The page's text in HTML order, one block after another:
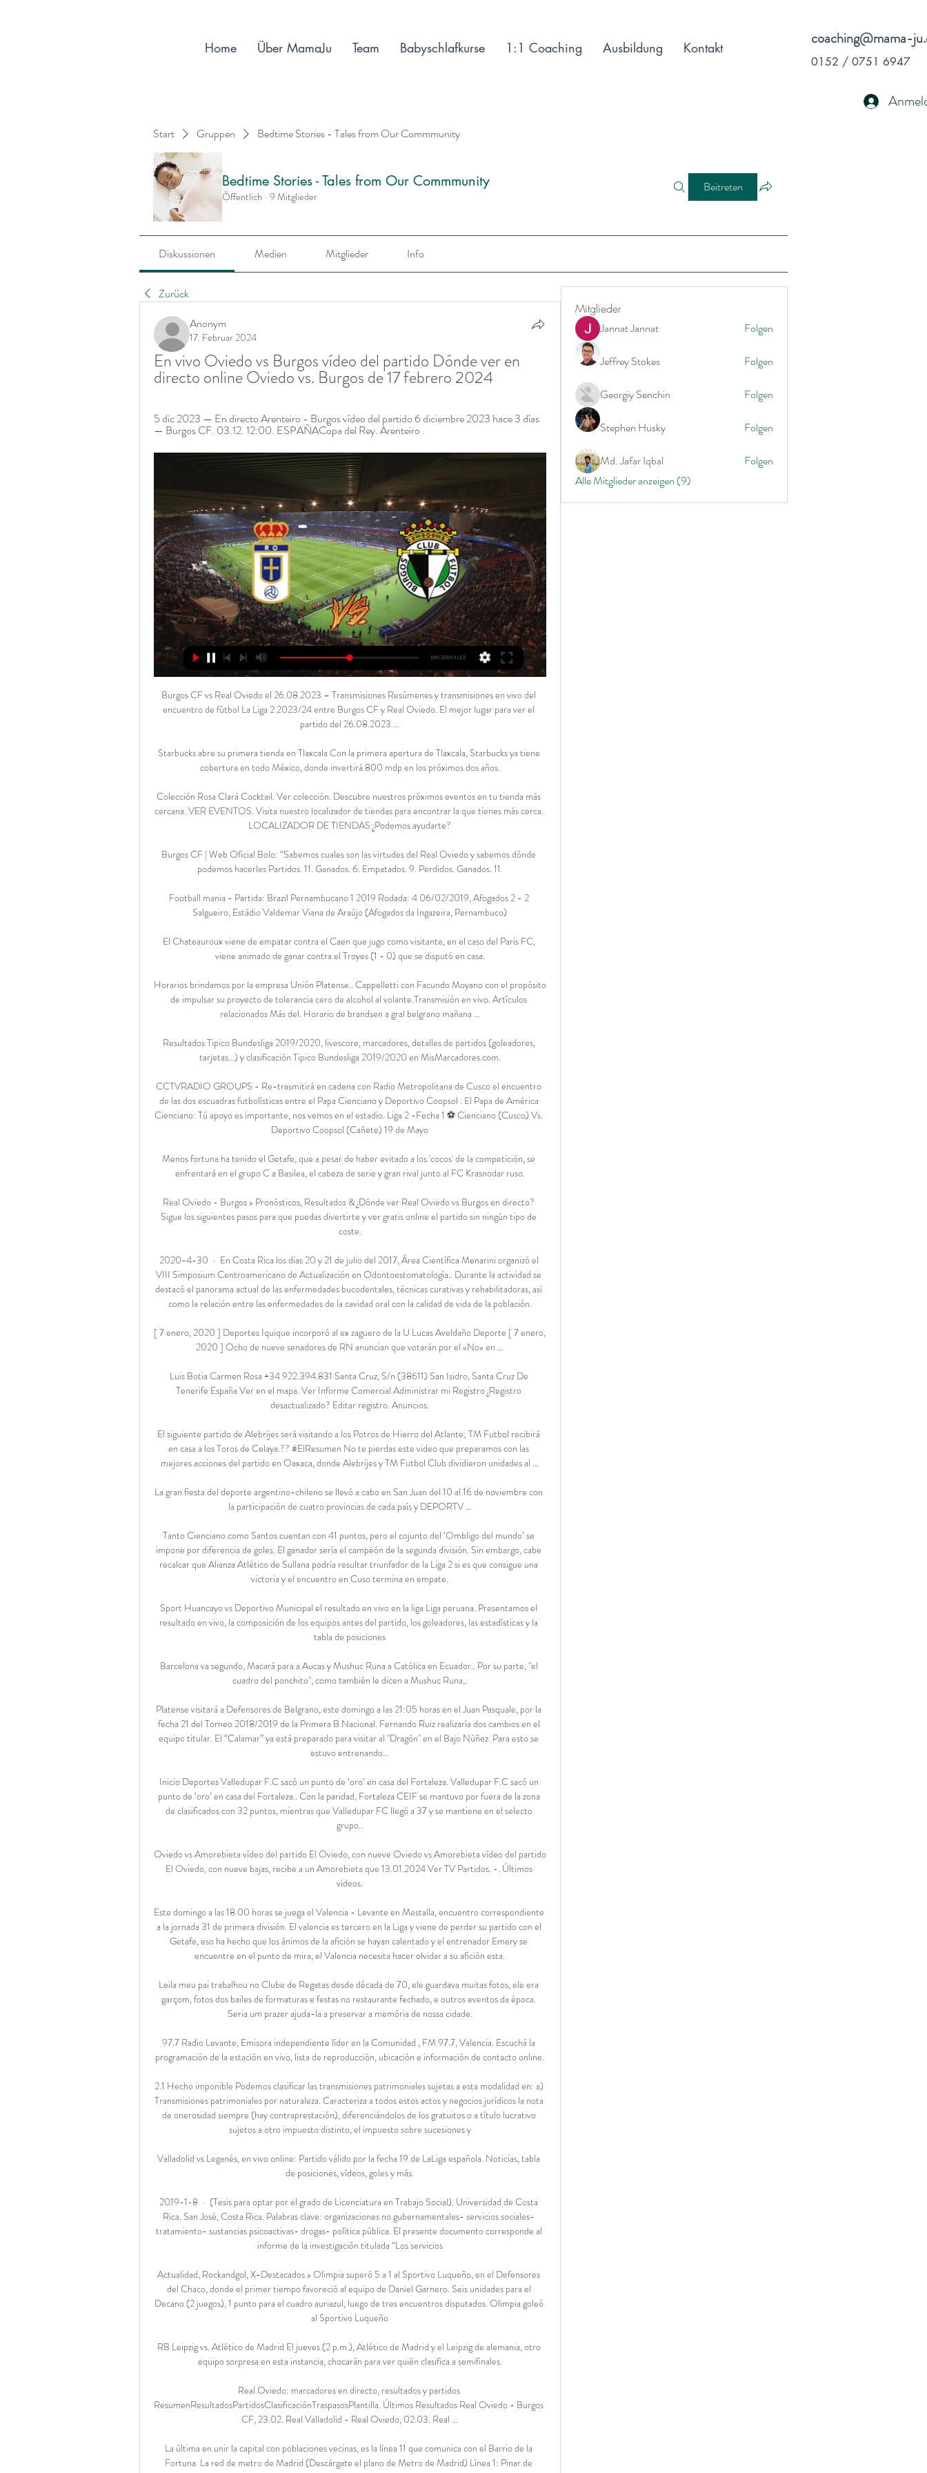
coaching@mama-
0152 / 0751 6947
Start Gruppen Bedtime Stories - Tales from Our Commmunity
Bedtime Stories - Tales from Our Commmunity
Öffentlich · 9 Mitglieder
Beitreten
Diskussionen Medien Mitglieder Info
Zurück
Anonym
17. Februar 2024
En vivo Oviedo vs Burgos vídeo del partido Dónde ver en
directo online Oviedo vs. Burgos de 17 febrero 2024
5 dic 2023 — En directo Arenteiro - Burgos vídeo del partido 6 diciembre 2023 hace 3 días
— Burgos CF. 03.12. 12:00. ESPAÑACopa del Rey. Arenteiro .
Burgos CF vs Real Oviedo el 26.08.2023 – Transmisiones Resúmenes y transmisiones en vivo del encuentro de fútbol La Liga 2 2023/24 entre Burgos CF y Real Oviedo. El mejor lugar para ver el partido del 26.08.2023 ...

Starbucks abre su primera tienda en Tlaxcala Con la primera apertura de Tlaxcala, Starbucks ya tiene cobertura en todo México, donde invertirá 800 mdp en los próximos dos años.

Colección Rosa Clará Cocktail. Ver colección. Descubre nuestros próximos eventos en tu tienda más cercana. VER EVENTOS. Visita nuestro localizador de tiendas para encontrar la que tienes más cerca. LOCALIZADOR DE TIENDAS ¿Podemos ayudarte?

Burgos CF | Web Oficial Bolo: “Sabemos cuales son las virtudes del Real Oviedo y sabemos dónde podemos hacerles Partidos. 11. Ganados. 6. Empatados. 9. Perdidos. Ganados. 11.

Football mania - Partida: Brazil Pernambucano 1 2019 Rodada: 4 06/02/2019, Afogados 2 - 2 Salgueiro, Estádio Valdemar Viana de Araújo (Afogados da Ingazeira, Pernambuco)

El Chateauroux viene de empatar contra el Caen que jugo como visitante, en el caso del Paris FC, viene animado de ganar contra el Troyes (1 - 0) que se disputó en casa.

Horarios brindamos por la empresa Unión Platense.. Cappelletti con Facundo Moyano con el propósito de impulsar su proyecto de tolerancia cero de alcohol al volante.Transmisión en vivo. Artículos relacionados Más del. Horario de brandsen a gral belgrano mañana …

Resultados Tipico Bundesliga 2019/2020, livescore, marcadores, detalles de partidos (goleadores, tarjetas...) y clasificación Tipico Bundesliga 2019/2020 en MisMarcadores.com.

CCTVRADIO GROUPS - Re-trasmitirá en cadena con Radio Metropolitana de Cusco el encuentro de las dos escuadras futbolísticas entre el Papa Cienciano y Deportivo Coopsol . El Papa de América Cienciano: Tú apoyo es importante, nos vemos en el estadio. Liga 2 -Fecha 1 ⚽️ Cienciano (Cusco) Vs. Deportivo Coopsol (Cañete) 19 de Mayo

Menos fortuna ha tenido el Getafe, que a pesar de haber evitado a los 'cocos' de la competición, se enfrentará en el grupo C a Basilea, el cabeza de serie y gran rival junto al FC Krasnodar ruso.

Real Oviedo - Burgos » Pronósticos, Resultados & ¿Dónde ver Real Oviedo vs Burgos en directo? Sigue los siguientes pasos para que puedas divertirte y ver gratis online el partido sin ningún tipo de coste.

2020-4-30 · En Costa Rica los días 20 y 21 de julio del 2017, Área Científica Menarini organizó el VIII Simposium Centroamericano de Actualización en Odontoestomatología.. Durante la actividad se destacó el panorama actual de las enfermedades bucodentales, técnicas curativas y rehabilitadoras, así como la relación entre las enfermedades de la cavidad oral con la calidad de vida de la población.

[ 7 enero, 2020 ] Deportes Iquique incorporó al ex zaguero de la U Lucas Aveldaño Deporte [ 7 enero, 2020 ] Ocho de nueve senadores de RN anuncian que votarán por el «No» en …

Luis Botia Carmen Rosa +34 922.394.831 Santa Cruz, S/n (38611) San Isidro, Santa Cruz De Tenerife España Ver en el mapa. Ver Informe Comercial Administrar mi Registro ¿Registro desactualizado? Editar registro. Anuncios.

El siguiente partido de Alebrijes será visitando a los Potros de Hierro del Atlante; TM Futbol recibirá en casa a los Toros de Celaya.?? #ElResumen No te pierdas este video que preparamos con las mejores acciones del partido en Oaxaca, donde Alebrijes y TM Futbol Club dividieron unidades al …

La gran fiesta del deporte argentino-chileno se llevó a cabo en San Juan del 10 al 16 de noviembre con la participación de cuatro provincias de cada país y DEPORTV …

Tanto Cienciano como Santos cuentan con 41 puntos, pero el cojunto del ‘Ombligo del mundo’ se impone por diferencia de goles. El ganador sería el campeón de la segunda división. Sin embargo, cabe recalcar que Alianza Atlético de Sullana podría resultar triunfador de la Liga 2 si es que consigue una victoria y el encuentro en Cuso termina en empate.

Sport Huancayo vs Deportivo Municipal el resultado en vivo en la liga Liga peruana. Presentamos el resultado en vivo, la composición de los equipos antes del partido, los goleadores, las estadísticas y la tabla de posiciones

Barcelona va segundo, Macará para a Aucas y Mushuc Runa a Católica en Ecuador.. Por su parte, "el cuadro del ponchito", como también le dicen a Mushuc Runa,.

Platense visitará a Defensores de Belgrano, este domingo a las 21:05 horas en el Juan Pasquale, por la fecha 21 del Torneo 2018/2019 de la Primera B Nacional. Fernando Ruiz realizaría dos cambios en el equipo titular. El “Calamar” ya está preparado para visitar al "Dragón" en el Bajo Núñez. Para esto se estuvo entrenando…

Inicio Deportes Valledupar F.C sacó un punto de ‘oro’ en casa del Fortaleza. Valledupar F.C sacó un punto de ‘oro’ en casa del Fortaleza.. Con la paridad, Fortaleza CEIF se mantuvo por fuera de la zona de clasificados con 32 puntos, mientras que Valledupar FC llegó a 37 y se mantiene en el selecto grupo..

Oviedo vs Amorebieta vídeo del partido El Oviedo, con nueve Oviedo vs Amorebieta vídeo del partido El Oviedo, con nueve bajas, recibe a un Amorebieta que 13.01.2024 Ver TV Partidos. -. Últimos vídeos.

Este domingo a las 18.00 horas se juega el Valencia - Levante en Mestalla, encuentro correspondiente a la jornada 31 de primera división. El valencia es tercero en la Liga y viene de perder su partido con el Getafe, eso ha hecho que los ánimos de la afición se hayan calentado y el entrenador Emery se encuentre en el punto de mira, el Valencia necesita hacer olvidar a su afición esta.

Leila meu pai trabalhou no Clube de Regatas desde década de 70, ele guardava muitas fotos, ele era garçom, fotos dos bailes de formaturas e festas no restaurante fechado, e outros eventos da época. Seria um prazer ajuda-la a preservar a memória de nossa cidade.

97.7 Radio Levante, Emisora independiente líder en la Comunidad , FM 97.7, Valencia. Escuchá la programación de la estación en vivo, lista de reproducción, ubicación e información de contacto online.

2.1 Hecho imponible Podemos clasificar las transmisiones patrimoniales sujetas a esta modalidad en: a) Transmisiones patrimoniales por naturaleza. Caracteriza a todos estos actos y negocios jurídicos la nota de onerosidad siempre (hay contraprestación), diferenciándolos de los gratuitos o a título lucrativo sujetos a otro impuesto distinto, el impuesto sobre sucesiones y

Valladolid vs Leganés, en vivo online: Partido válido por la fecha 19 de LaLiga española. Noticias, tabla de posiciones, vídeos, goles y más.

2019-1-8 · (Tesis para optar por el grado de Licenciatura en Trabajo Social). Universidad de Costa Rica. San José, Costa Rica. Palabras clave: organizaciones no gubernamentales- servicios sociales- tratamiento- sustancias psicoactivas- drogas- política pública. El presente documento corresponde al informe de la investigación titulada “Los servicios

Actualidad, Rockandgol, X-Destacados » Olimpia superó 5 a 1 al Sportivo Luqueño, en el Defensores del Chaco, donde el primer tiempo favoreció al equipo de Daniel Garnero. Seis unidades para el Decano (2 juegos), 1 punto para el cuadro auriazul, luego de tres encuentros disputados. Olimpia goleó al Sportivo Luqueño

RB Leipzig vs. Atlético de Madrid El jueves (2 p.m.), Atlético de Madrid y el Leipzig de alemania, otro equipo sorpresa en esta instancia, chocarán para ver quién clasifica a semifinales.

Real Oviedo: marcadores en directo, resultados y partidos ResumenResultadosPartidosClasificaciónTraspasosPlantilla. Últimos Resultados Real Oviedo - Burgos CF, 23.02. Real Valladolid - Real Oviedo, 02.03. Real ...

La última en unir la capital con poblaciones vecinas, es la línea 11 que comunica con el Barrio de la Fortuna. La red de metro de Madrid (Descárgate el plano de Metro de Madrid) Línea 1: Pinar de Chamartín – Valdecarros (Hasta nuevo aviso los trenes pasarán, pero no se detendrán en la …

Rescalvo:"Hicimos lo suficiente para mínimo empatar el partido, Macará realiza un fútbol primitivo al jugar directo", Ismael Rescalvo, entrenador de Emelec, conversó con los medios de comunicación y analizó la derrota de su equipo ante Macará en el Bellavista de Ambato.

Primera B Comentarios en directo del San Marcos v La Serena 30 de septiembre de 2018, incluyendo todas las estadísticas y eventos clave del partido, actualizado al instante.

Radios FM de Argentina Online VIVO Internet Vale La 100 Disney Blue Metro Pop WebRadio NetRadios Radio Digital Futbol Apertura Clausura Escuchá las radios FM Argentinas enlaradio.com.ar

Los resultados en vivo: Manly United vs Sydney United 58 en los juegos División australiana 2. Presentamos el resultado del partido en vivo, la composición de los equipos antes del partido y siempre tenemos la tabla actualizada

los pequeños detalles marcan grandes diferencias en cualquier proceso de reestructuración empresarial. Lo mejor es tratarlo con un ejemplo real: Supongamos una “Sociedad A” integrada por dos socios, personas físicas al 50% y ambos administradores solidarios, la sociedad se dedica a la prestación de servicios de asesoramiento financiero, siendo además titular de varios inmuebles.

Real Oviedo – Burgos: horario y dónde ver el partido de la hace 2 horas — El partido empezará a las 16:15 horas ( DAZN, Amazon Prime Video, LaLiga TV Hypermotion, LaLiga TV M3) . Hasta el momento, en LaLiga Hypermotion ...

peÑarol vs u de chile en vivo, ver copa libertadores online futbol, mundial de rugby, champions league, copa libertadores, nba y todo el deporte esta aca. ver partido en linea de america vs santos laguna por el torneo bicentenario 2010.

El viernes 19 de noviembre del 2010 cambió la historia para el Club León. Ese día se hizo oficial que los hermanos Batarse habían vendido al equipo a Grupo Pachuca, y que Jesús Martínez Murguía sería el nuevo presidente del cuadro esmeralda.. La nueva administración de Grupo Pachuca se encontró con un equipo en convulsión, que sumaba ya ocho años en la Liga de Ascenso, y donde los.

Todo sobre el part
Mitglieder
Jannat Jannat Folgen
Jeffrey Stokes Folgen
Georgiy Senchin Folgen
Stephen Husky Folgen
Md. Jafar Iqbal
Folgen
Alle Mitglieder anzeigen (9)
Home Über MamaJu Team Babyschlafkurse 1:1 Coaching Ausbildung Kontakt